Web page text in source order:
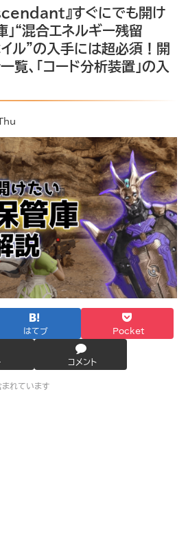
』すぐにでも開け
」“混合エネルギー残留
ル”の入手には超必須！開
、「コード分析装置」の入
はてブ Pocket
コメント
れています